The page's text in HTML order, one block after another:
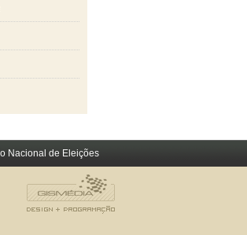
Nacional de Eleições